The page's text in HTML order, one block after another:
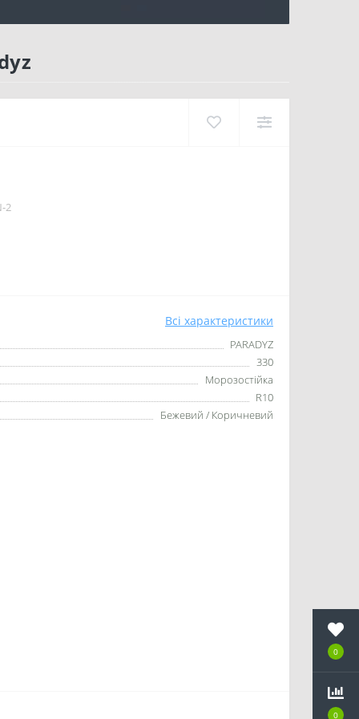
0
0
2
Всі характеристики
PARADYZ
330
Морозостійка
R10
Бежевий / Коричневий